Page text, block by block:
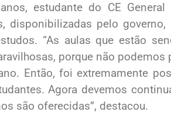
estudante do CE General
disponibilizadas pelo
“As aulas que estão
porque não podemos
Então, foi extremamente
Agora devemos
são oferecidas”, destacou.